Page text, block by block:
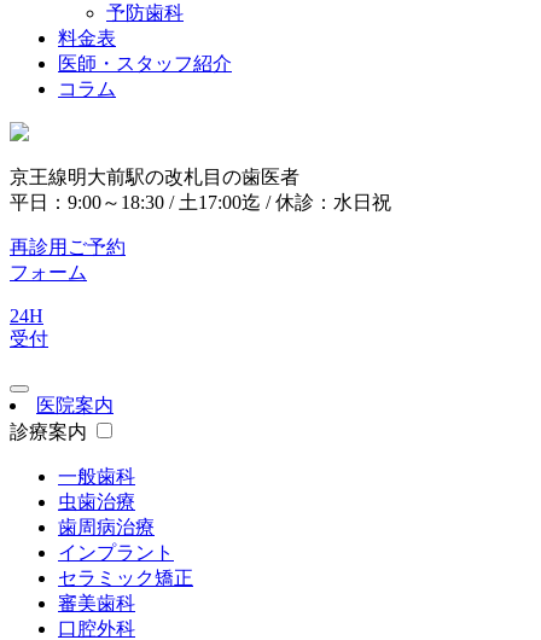
予防歯科
料金表
医師・スタッフ紹介
コラム
京王線明大前駅の改札目の歯医者
平日：9:00～18:30 / 土17:00迄 / 休診：水日祝
再診用ご予約
フォーム
24H
受付
医院案内
診療案内
一般歯科
虫歯治療
歯周病治療
インプラント
セラミック矯正
審美歯科
口腔外科